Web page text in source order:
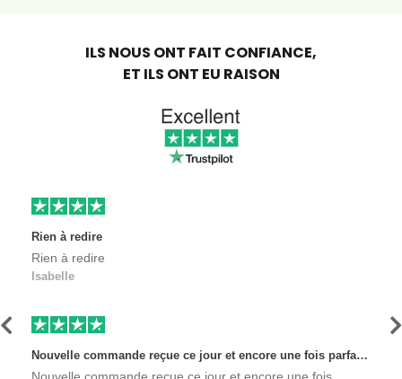
ILS NOUS ONT FAIT CONFIANCE,
ET ILS ONT EU RAISON
Rien à redire
Rien à redire
Isabelle
Nouvelle commande reçue ce jour et encore une fois parfaitement satisfaite, l'envoi est très rapide et les produits sont toujours conditionnés de manière personnalisés. L'avantage de commander auprès de créateurs indépendants.
Précédent